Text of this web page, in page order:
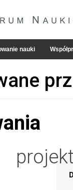
nauki